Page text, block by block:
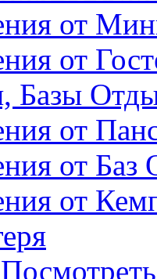
от
от
Базы
от
от Баз
от